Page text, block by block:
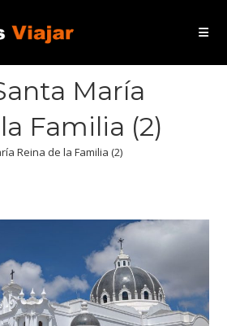
María
Familia (2)
Reina de la Familia (2)